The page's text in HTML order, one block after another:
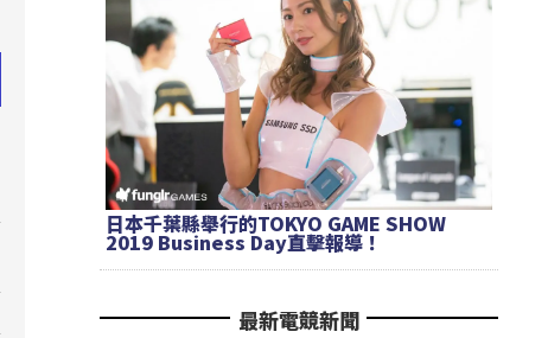
日本千葉縣舉行的TOKYO GAME SHOW
2019 Business Day直擊報導！
最新電競新聞